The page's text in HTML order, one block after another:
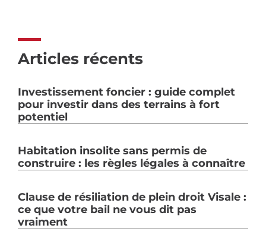
Articles récents
Investissement foncier : guide complet
pour investir dans des terrains à fort
potentiel
Habitation insolite sans permis de
construire : les règles légales à connaître
Clause de résiliation de plein droit Visale :
ce que votre bail ne vous dit pas
vraiment